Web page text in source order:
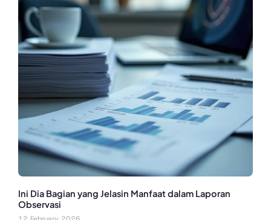
Ini Dia Bagian yang Jelasin Manfaat dalam Laporan
Observasi